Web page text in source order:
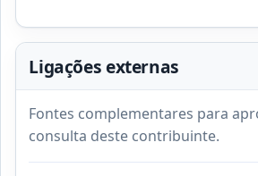
Ligações externas
Fontes complementares para
consulta deste contribuinte.